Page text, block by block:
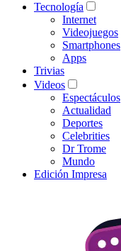
Tecnología
Internet
Videojuegos
Smartphones
Apps
Trivias
Videos
Espectáculos
Actualidad
Deportes
Celebrities
Dr Trome
Mundo
Edición Impresa